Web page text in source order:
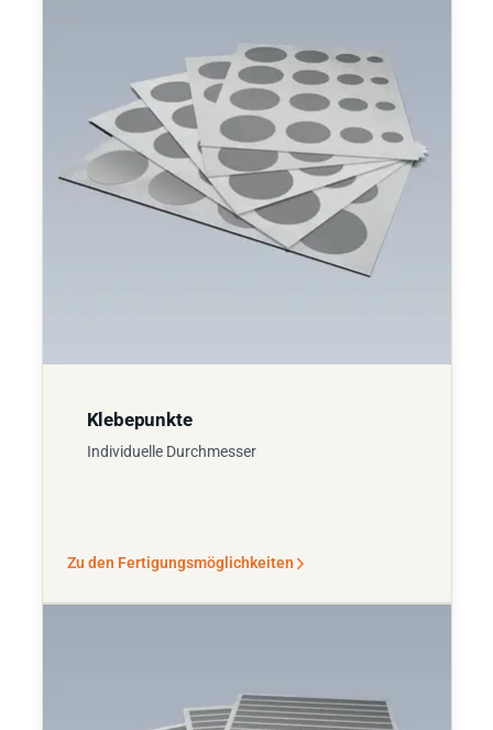
Klebepunkte
Individuelle Durchmesser
Zu den Fertigungsmöglichkeiten